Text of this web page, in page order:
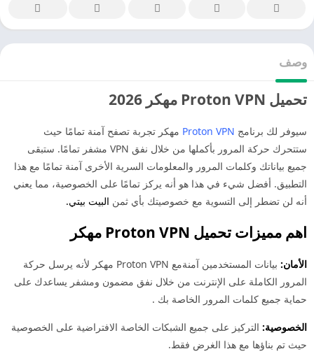
وصف
تحميل Proton VPN مهكر 2026
سيوفر لك برنامج Proton VPN مهكر تجربة تصفح آمنة تمامًا حيث
ستتحرك حركة المرور بأكملها من خلال نفق VPN مشفر تمامًا. ستبقى
جميع بياناتك وكلمات المرور والمعلومات السرية الأخرى آمنة تمامًا مع هذا
التطبيق. أفضل شيء في هذا هو أنه يركز تمامًا على الخصوصية، مما يعني
أنه لن تضطر إلى التسوية مع خصوصيتك بأي ثمن البيت بيتي.
اهم مميزات تحميل Proton VPN مهكر
الأمان:
بيانات المستخدمين آمنةمع Proton VPN مهكر لأنه يرسل حركة
المرور الكاملة على الإنترنت من خلال نفق مضمون ومشفر يساعدك على
حماية جميع كلمات المرور الخاصة بك .
الخصوصية: التركيز على جميع الشبكات الخاصة الافتراضية على الخصوصية
حيث تم بناؤها مع هذا الغرض فقط.